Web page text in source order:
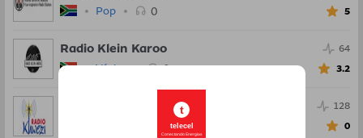
Pop 0
5
Radio Klein Karoo
Vários 0
64
3.2
128
0
t
telecel
Conectando Energias